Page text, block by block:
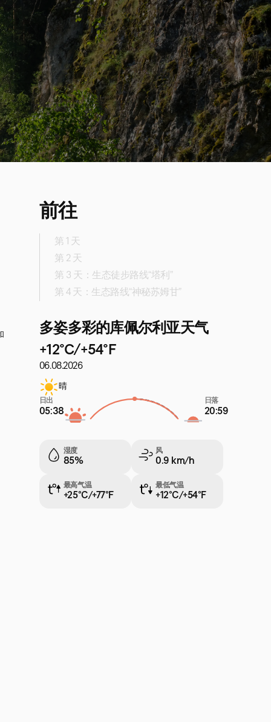
前往
第 1 天
第 2 天
第 3 天：生态徒步路线“塔利”
第 4 天：生态路线“神秘苏姆甘”
多姿多彩的库佩尔利亚天气
+12°C/+54°F
06.08.2026
晴
日出
05:38
日落
20:59
湿度
85%
风
0.9 km/h
最高气温
+25°C/+77°F
最低气温
+12°C/+54°F